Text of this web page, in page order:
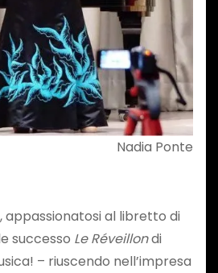
Nadia Ponte
appassionatosi al libretto di
successo Le Réveillondi
– riuscendo nell’impresa